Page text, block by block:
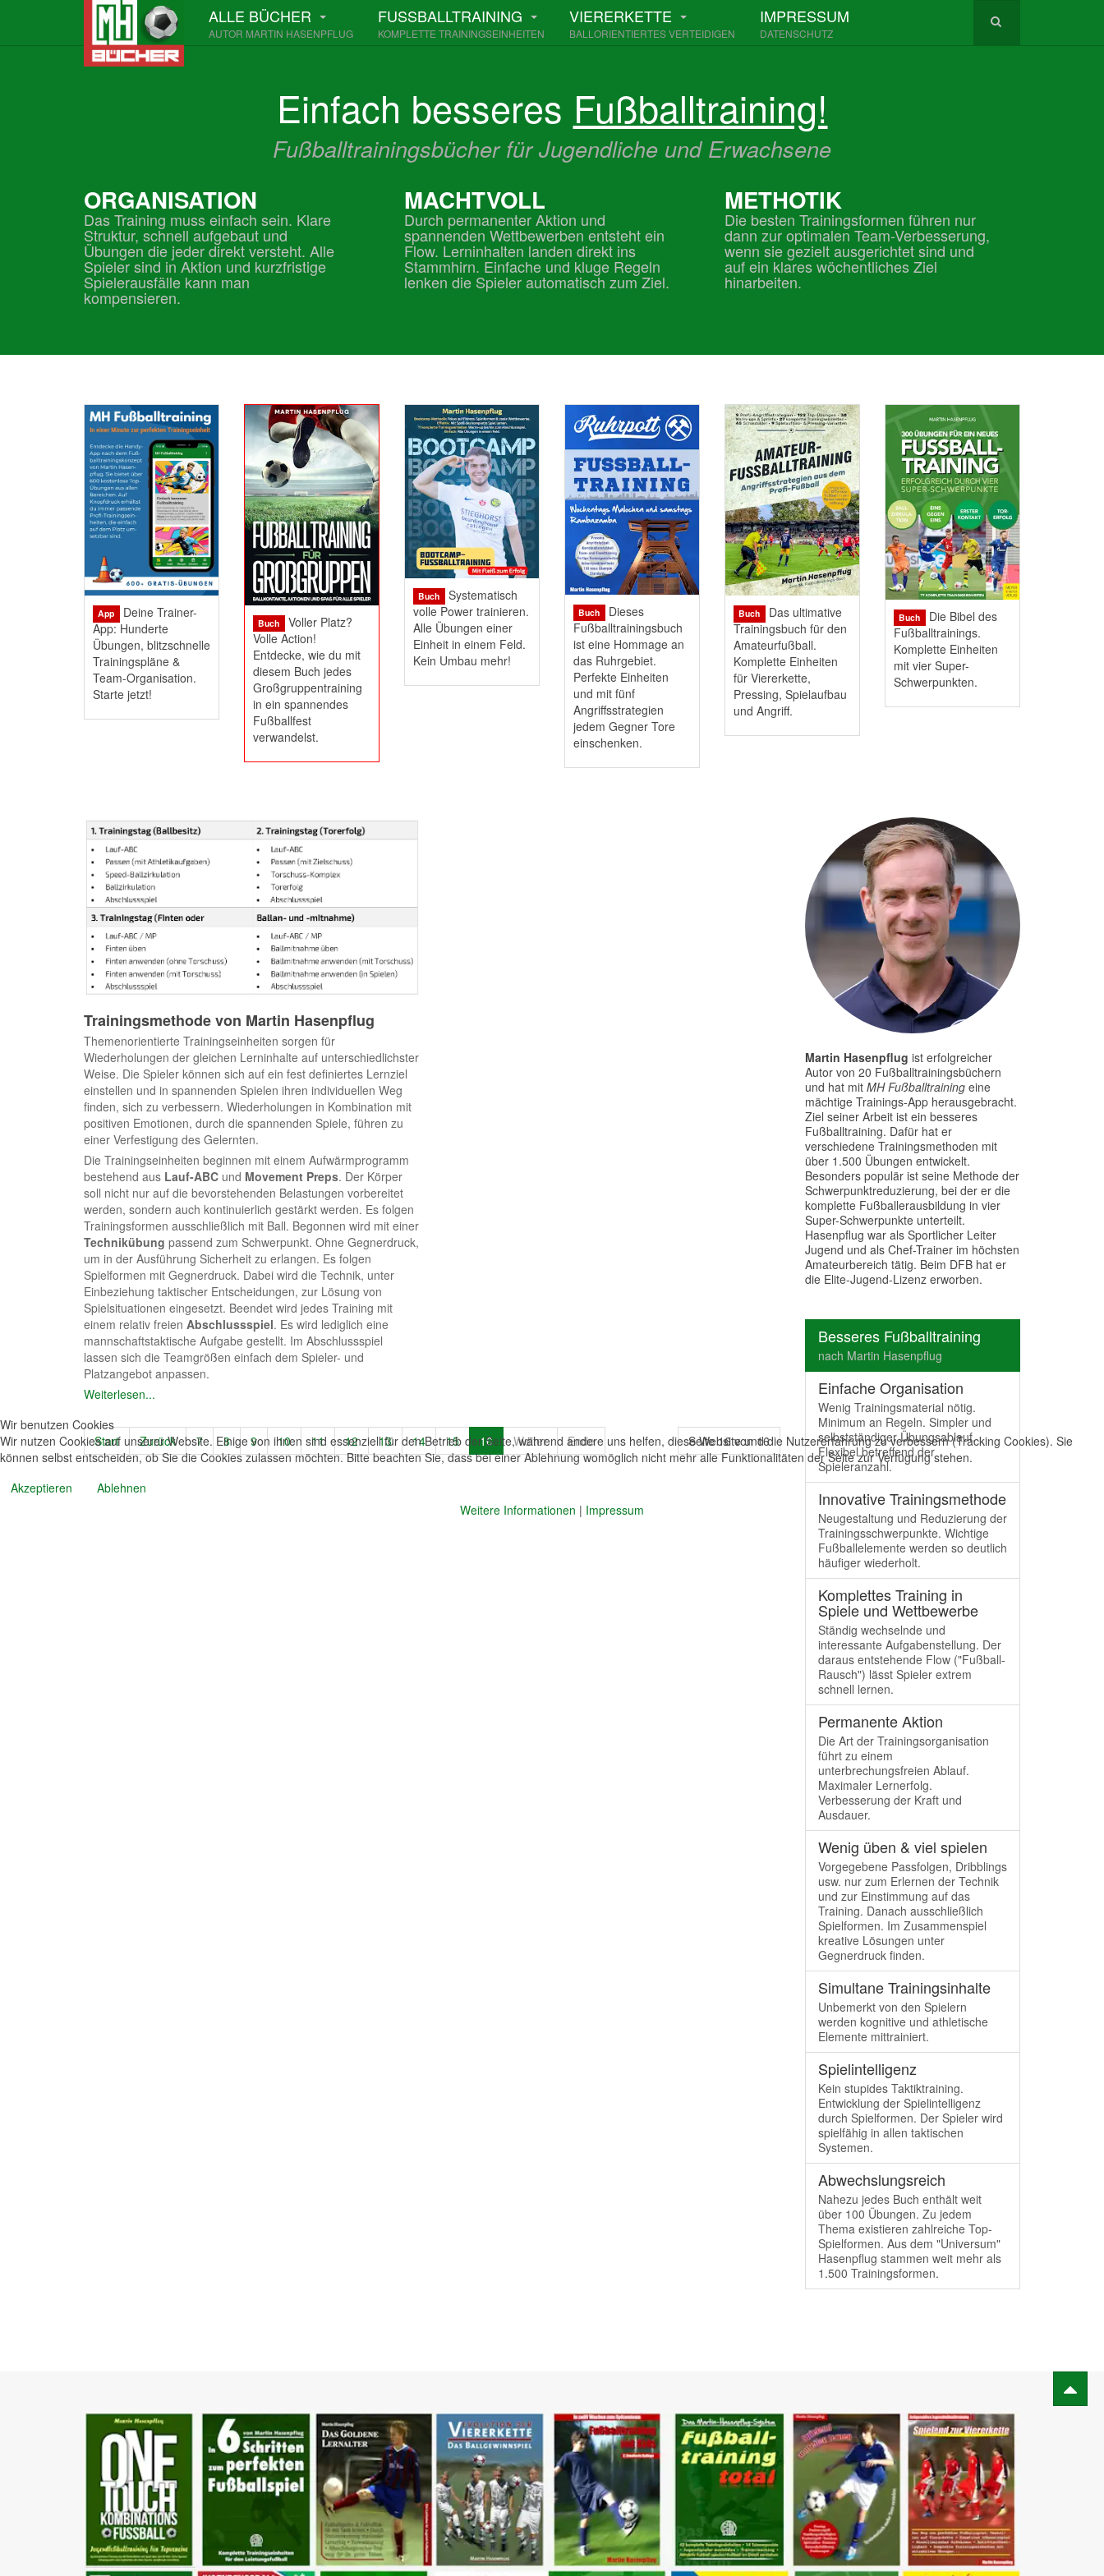
ALLE BÜCHER
AUTOR MARTIN HASENPFLUG
FUSSBALLTRAINING
KOMPLETTE TRAININGSEINHEITEN
VIERERKETTE
BALLORIENTIERTES VERTEIDIGEN
IMPRESSUM
DATENSCHUTZ
Einfach besseres Fußballtraining!
Fußballtrainingsbücher für Jugendliche und Erwachsene
ORGANISATION
Das Training muss einfach sein. Klare
Struktur, schnell aufgebaut und
Übungen die jeder direkt versteht. Alle
Spieler sind in Aktion und kurzfristige
Spielerausfälle kann man
kompensieren.
MACHTVOLL
Durch permanenter Aktion und
spannenden Wettbewerben entsteht ein
Flow. Lerninhalten landen direkt ins
Stammhirn. Einfache und kluge Regeln
lenken die Spieler automatisch zum Ziel.
METHOTIK
Die besten Trainingsformen führen nur
dann zur optimalen Team-Verbesserung,
wenn sie gezielt ausgerichtet sind und
auf ein klares wöchentliches Ziel
hinarbeiten.
App
Deine Trainer-
App: Hunderte
Übungen, blitzschnelle
Trainingspläne &
Team-Organisation.
Starte jetzt!
Buch
Voller Platz?
Volle Action!
Entdecke, wie du mit
diesem Buch jedes
Großgruppentraining
in ein spannendes
Fußballfest
verwandelst.
Buch
Systematisch
volle Power trainieren.
Alle Übungen einer
Einheit in einem Feld.
Kein Umbau mehr!
Buch
Dieses
Fußballtrainingsbuch
ist eine Hommage an
das Ruhrgebiet.
Perfekte Einheiten
und mit fünf
Angriffsstrategien
jedem Gegner Tore
einschenken.
Buch
Das ultimative
Trainingsbuch für den
Amateurfußball.
Komplette Einheiten
für Viererkette,
Pressing, Spielaufbau
und Angriff.
Buch
Die Bibel des
Fußballtrainings.
Komplette Einheiten
mit vier Super-
Schwerpunkten.
Trainingsmethode von Martin Hasenpflug
Themenorientierte Trainingseinheiten sorgen für
Wiederholungen der gleichen Lerninhalte auf unterschiedlichster
Weise. Die Spieler können sich auf ein fest definiertes Lernziel
einstellen und in spannenden Spielen ihren individuellen Weg
finden, sich zu verbessern. Wiederholungen in Kombination mit
positiven Emotionen, durch die spannenden Spiele, führen zu
einer Verfestigung des Gelernten.
Die Trainingseinheiten beginnen mit einem Aufwärmprogramm
bestehend aus Lauf-ABC und Movement Preps. Der Körper
soll nicht nur auf die bevorstehenden Belastungen vorbereitet
werden, sondern auch kontinuierlich gestärkt werden. Es folgen
Trainingsformen ausschließlich mit Ball. Begonnen wird mit einer
Technikübung passend zum Schwerpunkt. Ohne Gegnerdruck,
um in der Ausführung Sicherheit zu erlangen. Es folgen
Spielformen mit Gegnerdruck. Dabei wird die Technik, unter
Einbeziehung taktischer Entscheidungen, zur Lösung von
Spielsituationen eingesetzt. Beendet wird jedes Training mit
einem relativ freien Abschlussspiel. Es wird lediglich eine
mannschaftstaktische Aufgabe gestellt. Im Abschlussspiel
lassen sich die Teamgrößen einfach dem Spieler- und
Platzangebot anpassen.
Weiterlesen...
Start Zurück 7 8 9 10 11 12 13 14 15 16 Weiter Ende Seite 16 von 16
Martin Hasenpflug ist erfolgreicher
Autor von 20 Fußballtrainingsbüchern
und hat mit MH Fußballtrainingeine
mächtige Trainings-App herausgebracht.
Ziel seiner Arbeit ist ein besseres
Fußballtraining. Dafür hat er
verschiedene Trainingsmethoden mit
über 1.500 Übungen entwickelt.
Besonders populär ist seine Methode der
Schwerpunktreduzierung, bei der er die
komplette Fußballerausbildung in vier
Super-Schwerpunkte unterteilt.
Hasenpflug war als Sportlicher Leiter
Jugend und als Chef-Trainer im höchsten
Amateurbereich tätig. Beim DFB hat er
die Elite-Jugend-Lizenz erworben.
Besseres Fußballtraining
nach Martin Hasenpflug
Einfache Organisation
Wenig Trainingsmaterial nötig.
Minimum an Regeln. Simpler und
selbstständiger Übungsablauf.
Flexibel betreffend der
Spieleranzahl.
Innovative Trainingsmethode
Neugestaltung und Reduzierung der
Trainingsschwerpunkte. Wichtige
Fußballelemente werden so deutlich
häufiger wiederholt.
Komplettes Training in
Spiele und Wettbewerbe
Ständig wechselnde und
interessante Aufgabenstellung. Der
daraus entstehende Flow ("Fußball-
Rausch") lässt Spieler extrem
schnell lernen.
Permanente Aktion
Die Art der Trainingsorganisation
führt zu einem
unterbrechungsfreien Ablauf.
Maximaler Lernerfolg.
Verbesserung der Kraft und
Ausdauer.
Wenig üben & viel spielen
Vorgegebene Passfolgen, Dribblings
usw. nur zum Erlernen der Technik
und zur Einstimmung auf das
Training. Danach ausschließlich
Spielformen. Im Zusammenspiel
kreative Lösungen unter
Gegnerdruck finden.
Simultane Trainingsinhalte
Unbemerkt von den Spielern
werden kognitive und athletische
Elemente mittrainiert.
Spielintelligenz
Kein stupides Taktiktraining.
Entwicklung der Spielintelligenz
durch Spielformen. Der Spieler wird
spielfähig in allen taktischen
Systemen.
Abwechslungsreich
Nahezu jedes Buch enthält weit
über 100 Übungen. Zu jedem
Thema existieren zahlreiche Top-
Spielformen. Aus dem "Universum"
Hasenpflug stammen weit mehr als
1.500 Trainingsformen.
Wir benutzen Cookies
Wir nutzen Cookies auf unserer Website. Einige von ihnen sind essenziell für den Betrieb der Seite, während andere uns helfen, diese Website und die Nutzererfahrung zu verbessern (Tracking Cookies). Sie
können selbst entscheiden, ob Sie die Cookies zulassen möchten. Bitte beachten Sie, dass bei einer Ablehnung womöglich nicht mehr alle Funktionalitäten der Seite zur Verfügung stehen.
Akzeptieren
Ablehnen
Weitere Informationen | Impressum